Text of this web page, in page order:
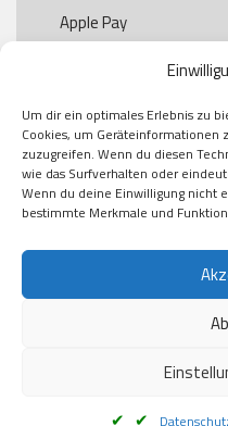
Um dir ein optimales Erlebnis zu
Cookies, um Geräteinformationen
zuzugreifen. Wenn du diesen
wie das Surfverhalten oder
Wenn du deine Einwilligung nicht
bestimmte Merkmale und
Apple Pay
Paypal
Kauf auf Rechung
Klarna
American Express